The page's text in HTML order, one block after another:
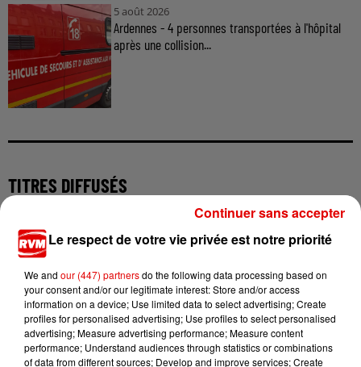
5 août 2026
Ardennes - 4 personnes transportées à l'hôpital
après une collision...
TITRES DIFFUSÉS
0h43
0h43
SOUND OF LEGEND
San Francisco
0h41
0h41
CHRISTOPHE WILLEM
Systaime
0h37
0h37
PANIC ! AT THE DISCO
High Hopes
Le respect de votre vie privée est notre priorité
We and our (447) partnersdo the following data processing based on
your consent and/or our legitimate interest: Store and/or access
information on a device; Use limited data to select advertising; Create
profiles for personalised advertising; Use profiles to select personalised
advertising; Measure advertising performance; Measure content
performance; Understand audiences through statistics or combinations
of data from different sources; Develop and improve services; Create
Continuer sans accepter